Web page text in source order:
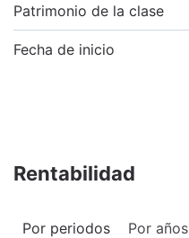
Patrimonio de la clase
Fecha de inicio
Rentabilidad
Por periodos Por años